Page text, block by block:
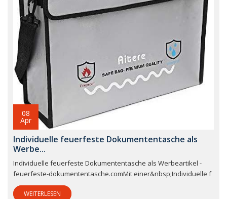
08
Apr
Individuelle feuerfeste Dokumententasche als
Werbe...
Individuelle feuerfeste Dokumententasche als Werbeartikel -
feuerfeste-dokumententasche.comMit einer&nbsp;Individuelle f
WEITERLESEN